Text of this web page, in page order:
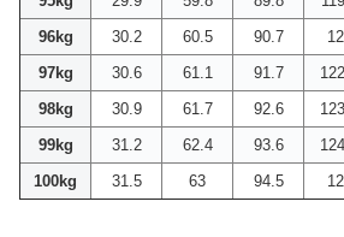
96kg
30.2 60.5 90.7
97kg
30.6 61.1 91.7
98kg
30.9 61.7 92.6
99kg
31.2 62.4 93.6
100kg
31.5 63 94.5